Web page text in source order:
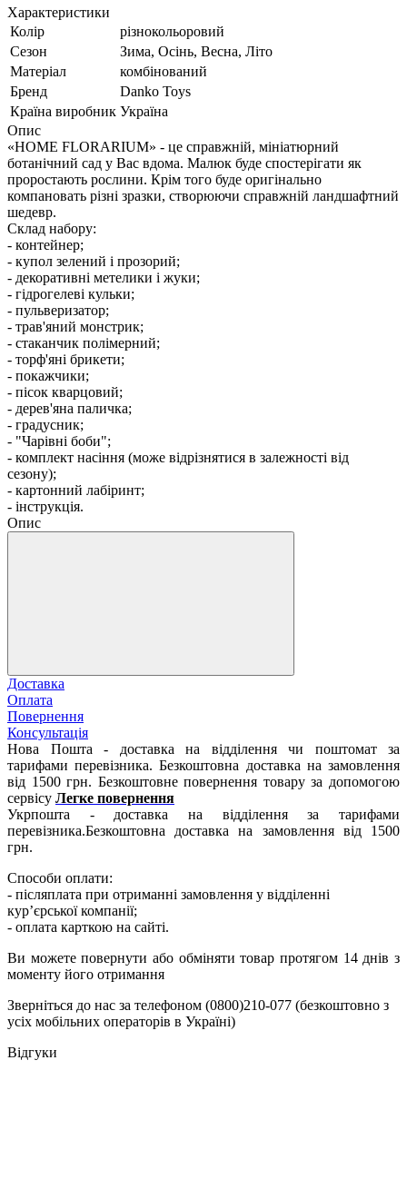
Характеристики
Колір
різнокольоровий
Сезон
Зима, Осінь, Весна, Літо
Матеріал
комбінований
Бренд
Danko Toys
Країна виробник Україна
Опис
«HOME FLORARIUM» - це справжній, мініатюрний
ботанічний сад у Вас вдома. Малюк буде спостерігати як
проростають рослини. Крім того буде оригінально
компановать різні зразки, створюючи справжній ландшафтний
шедевр.
Склад набору:
- контейнер;
- купол зелений і прозорий;
- декоративні метелики і жуки;
- гідрогелеві кульки;
- пульверизатор;
- трав'яний монстрик;
- стаканчик полімерний;
- торф'яні брикети;
- покажчики;
- пісок кварцовий;
- дерев'яна паличка;
- градусник;
- "Чарівні боби";
- комплект насіння (може відрізнятися в залежності від
сезону);
- картонний лабіринт;
- інструкція.
Опис
Доставка
Оплата
Повернення
Консультація
Нова Пошта - доставка на відділення чи поштомат за
тарифами перевізника. Безкоштовна доставка на замовлення
від 1500 грн. Безкоштовне повернення товару за допомогою
сервісу Легке повернення
Укрпошта - доставка на відділення за тарифами
перевізника.Безкоштовна доставка на замовлення від 1500
грн.
Способи оплати:
- післяплата при отриманні замовлення у відділенні
кур’єрської компанії;
- оплата карткою на сайті.
Ви можете повернути або обміняти товар протягом 14 днів з
моменту його отримання
Зверніться до нас за телефоном (0800)210-077 (безкоштовно з
усіх мобільних операторів в Україні)
Відгуки